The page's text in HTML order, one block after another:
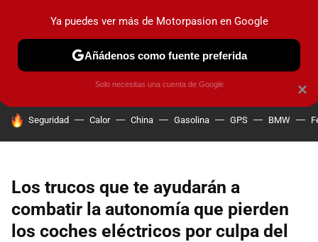
PRUEBAS COCHES ELÉCTRICOS OBSERVATORIO
HOY SE HABLA DE
Seguridad Calor China Gasolina GPS BMW
Los trucos que te ayudarán a
combatir la autonomía que pierden
los coches eléctricos por culpa del
×
Ya puedes ver más de Motorpasion en Google
Añádenos como fuente preferida
Solo necesitas una cuenta de Google